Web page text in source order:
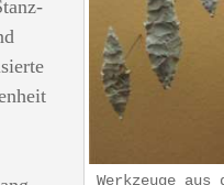
Werkzeuge